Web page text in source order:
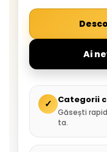
Ai
✓ Categorii
Găsești
ta.